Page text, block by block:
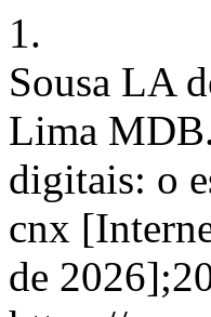
1.
Sousa LA
Lima
digitais: o
cnx
de